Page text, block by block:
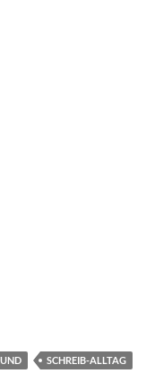
SCHREIB-ALLTAG